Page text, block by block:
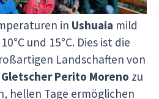
(Dezember bis
in Ushuaia mild
und 15°C. Dies ist die
Landschaften von
Gletscher Perito Moreno zu
hellen Tage ermöglichen